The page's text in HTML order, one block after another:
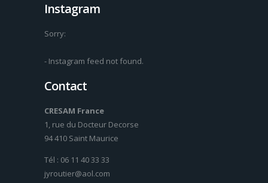
Instagram
Sorry:
- Instagram feed not found.
Contact
CRESAM France
1, rue du Docteur Decorse
94 410 Saint Maurice
Tél : 06 11 40 33 33
jyroutier@aol.com